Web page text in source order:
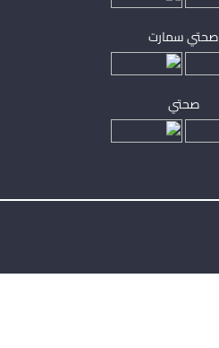
صحتي سمارت
صحتي